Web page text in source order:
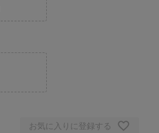
お気に入りに登録する